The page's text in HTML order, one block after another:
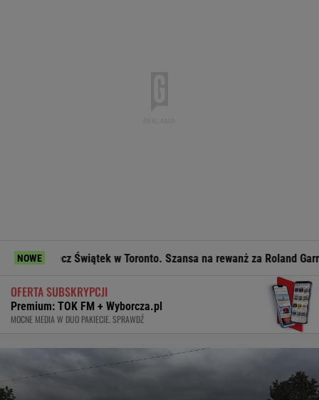
NOWEw Toronto. Szansa na rewanż za Roland Garros
OFERTA SUBSKRYPCJI
Premium: TOK FM + Wyborcza.pl
MOCNE MEDIA W DUO PAKIECIE. SPRAWDŹ